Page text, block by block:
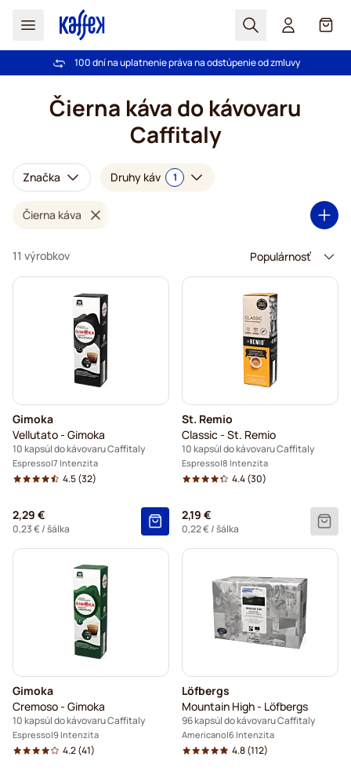
Hľadať Košík
Pri objednávke nad 49,00 € doprava zdarma
100 dní na uplatnenie práva na odstúpenie od zmluvy
Čierna káva do kávovaru
Caffitaly
Značka Druhy káv 1
Čierna káva
11 výrobkov
Gimoka
Vellutato - Gimoka
10 kapsúl do kávovaru Caffitaly
Espresso 7 Intenzita
4.5(32)
2,29 €
0,23 €/ šálka
St. Remio
Classic - St. Remio
10 kapsúl do kávovaru Caffitaly
Espresso 8 Intenzita
4.4(30)
2,19 €
0,22 €/ šálka
Gimoka
Cremoso - Gimoka
10 kapsúl do kávovaru Caffitaly
Espresso 9 Intenzita
4.2(41)
Löfbergs
Mountain High - Löfbergs
96 kapsúl do kávovaru Caffitaly
Americano 6 Intenzita
4.8(112)